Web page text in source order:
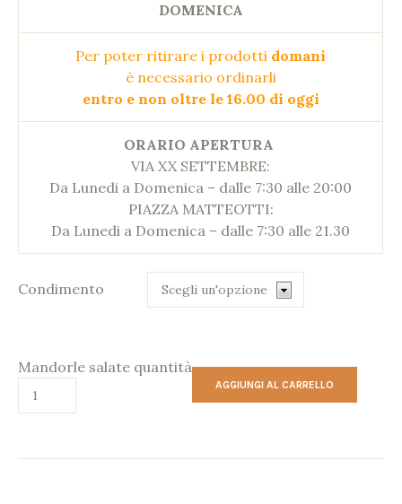
DOMENICA
Per poter ritirare i prodotti domani
è necessario ordinarli
entro e non oltre le 16.00 di oggi
ORARIO APERTURA
VIA XX SETTEMBRE:
Da Lunedi a Domenica – dalle 7:30 alle 20:00
PIAZZA MATTEOTTI:
Da Lunedi a Domenica – dalle 7:30 alle 21.30
Condimento
Mandorle salate quantità
AGGIUNGI AL CARRELLO